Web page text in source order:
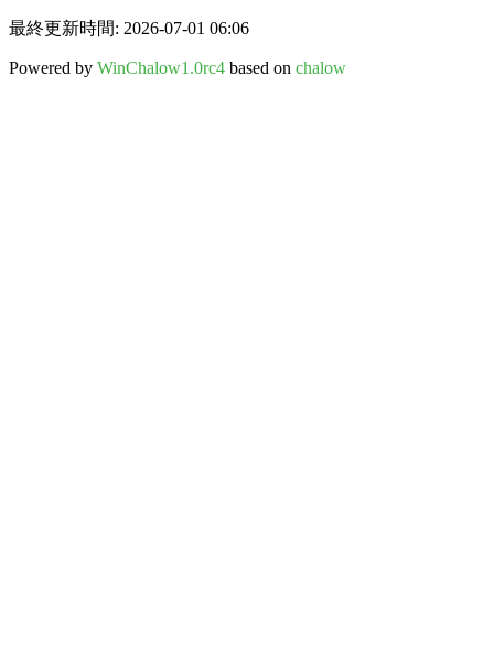
最終更新時間: 2026-07-01 06:06
Powered by WinChalow1.0rc4 based on chalow